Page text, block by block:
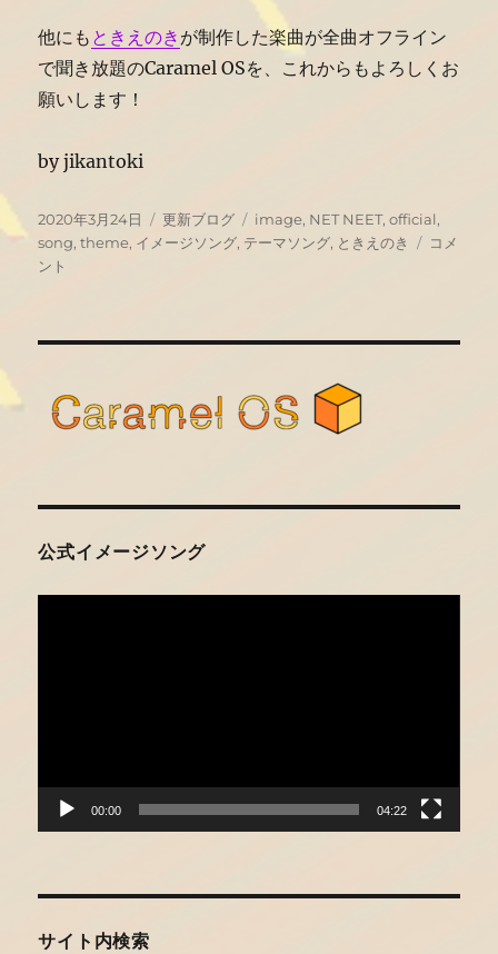
他にも ときえのき が制作した楽曲が全曲オフライン
で聞き放題のCaramel OSを、これからもよろしくお
願いします！
by jikantoki
投
稿
日:
2020年3月24日
カ
テ
更新ブログ
タ
グ
image, NET NEET,official,
song,theme, イメージソング, テーマソング, ときえのき
公
た
コメ
ント
公式イメージソング
00:00 04:22
サイト内検索